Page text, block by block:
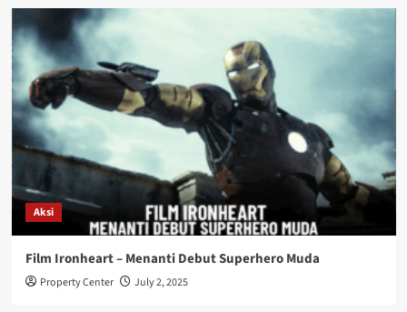
Aksi
Film Ironheart – Menanti Debut Superhero Muda
Property Center July 2, 2025